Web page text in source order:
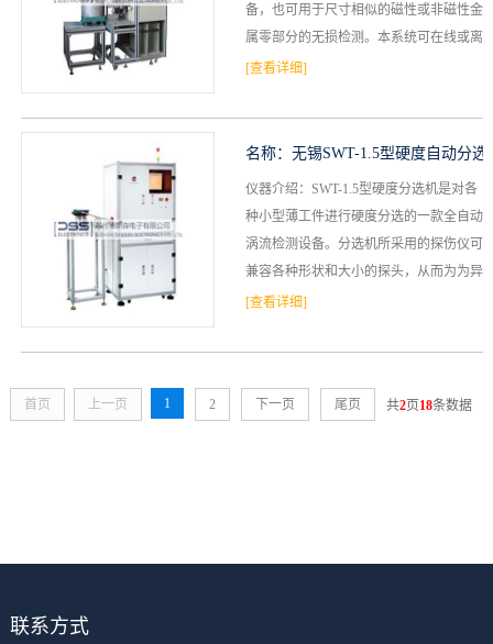
备，也可用于尺寸相似的磁性或非磁性金
属零部分的无损检测。本系统可在线或离
线工作，检测灵敏度高，自动化程度好，
[查看详细]
名称： 无锡SWT-1.5型硬度自动分选
机
仪器介绍：SWT-1.5型硬度分选机是对各
种小型薄工件进行硬度分选的一款全自动
涡流检测设备。分选机所采用的探伤仪可
兼容各种形状和大小的探头，从而为为异
型工件的自动探伤带来了新的契机。1.探
[查看详细]
首页 上一页 1 2 下一页 尾页 共2页18条数据
联系方式